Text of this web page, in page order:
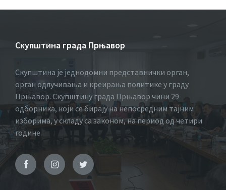
Скупштина града Прњавор
Скупштина је једнодомни представнички орган,
орган одлучивања и креирања политике у граду
Прњавор. Скупштину града Прњавор чини 29
одборника, који се бирају на непосредним тајним
изборима, у складу са законом, на период од четири
године.